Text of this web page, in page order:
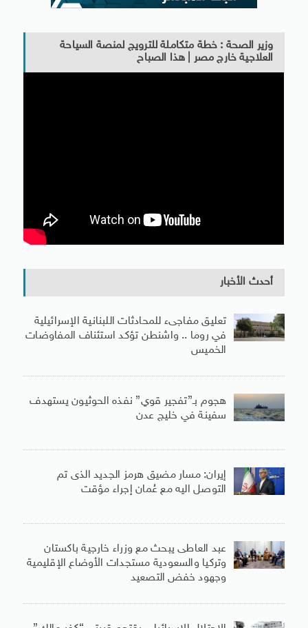
وزير الصحة : خطة متكاملة للترويج لمنصة السياحة
العلاجية خارج مصر | هذا الصباح
أحدث الأخبار
تعليق مفاجىء للمحادثات اللبنانية الإسرائيلية
في روما .. واشنطن تؤكد استئناف المفاوضات
الخميس
هجوم بـ”تفجير قوي” نفذه الحوثيون يستهدف
سفينة في خليج عدن
إيران: مسار مضيق هرمز الجديد الذى تم
التوصل اليه مع عُمان إجراء مؤقت
عبد العاطى يبحث مع وزراء خارجية باكستان
وتركيا والسعودية مستجدات الأوضاع الإقليمية
وجهود خفض التصعيد